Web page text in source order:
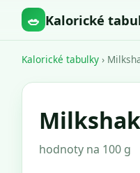
🥗 Kalorické
Kalorické tabulky ›
hodnoty na 100 g